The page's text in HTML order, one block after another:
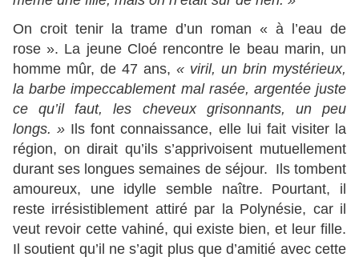
On croit tenir la trame d’un roman « à l’eau de
rose ». La jeune Cloé rencontre le beau marin, un
homme mûr, de 47 ans, « viril, un brin mystérieux,
la barbe impeccablement mal rasée, argentée juste
ce qu’il faut, les cheveux grisonnants, un peu
longs. » Ils font connaissance, elle lui fait visiter la
région, on dirait qu’ils s’apprivoisent mutuellement
durant ses longues semaines de séjour. Ils tombent
amoureux, une idylle semble naître. Pourtant, il
reste irrésistiblement attiré par la Polynésie, car il
veut revoir cette vahiné, qui existe bien, et leur fille.
Il soutient qu’il ne s’agit plus que d’amitié avec cette